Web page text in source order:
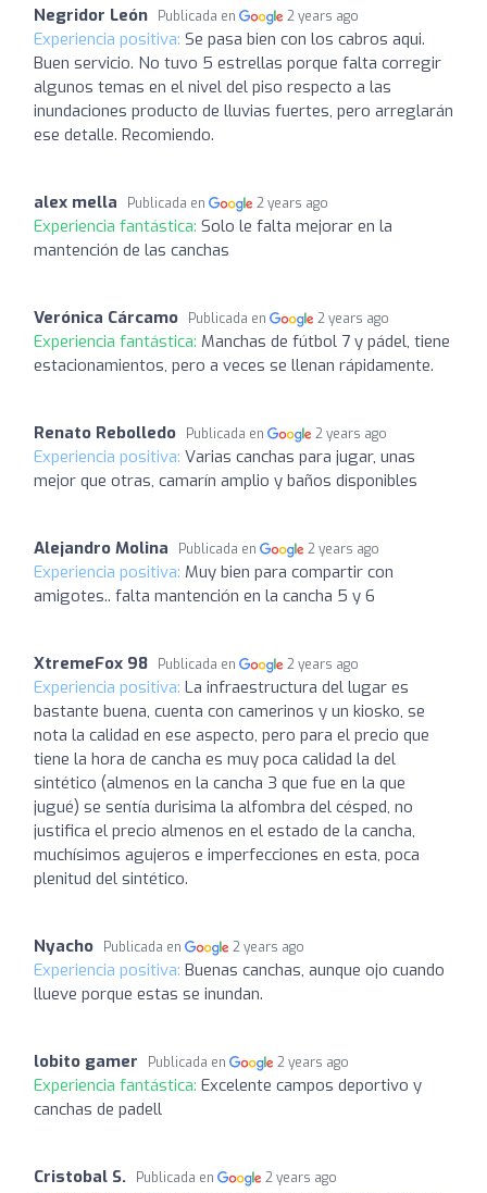
Negridor León Publicada en 2 years ago
Experiencia positiva: Se pasa bien con los cabros aqui.
Buen servicio. No tuvo 5 estrellas porque falta corregir
algunos temas en el nivel del piso respecto a las
inundaciones producto de lluvias fuertes, pero arreglarán
ese detalle. Recomiendo.
alex mella Publicada en 2 years ago
Experiencia fantástica: Solo le falta mejorar en la
mantención de las canchas
Verónica Cárcamo Publicada en 2 years ago
Experiencia fantástica: Manchas de fútbol 7 y pádel, tiene
estacionamientos, pero a veces se llenan rápidamente.
Renato Rebolledo Publicada en 2 years ago
Experiencia positiva: Varias canchas para jugar, unas
mejor que otras, camarín amplio y baños disponibles
Alejandro Molina Publicada en 2 years ago
Experiencia positiva: Muy bien para compartir con
amigotes.. falta mantención en la cancha 5 y 6
XtremeFox 98 Publicada en 2 years ago
Experiencia positiva: La infraestructura del lugar es
bastante buena, cuenta con camerinos y un kiosko, se
nota la calidad en ese aspecto, pero para el precio que
tiene la hora de cancha es muy poca calidad la del
sintético (almenos en la cancha 3 que fue en la que
jugué) se sentía durisima la alfombra del césped, no
justifica el precio almenos en el estado de la cancha,
muchísimos agujeros e imperfecciones en esta, poca
plenitud del sintético.
Nyacho Publicada en 2 years ago
Experiencia positiva: Buenas canchas, aunque ojo cuando
llueve porque estas se inundan.
lobito gamer Publicada en 2 years ago
Experiencia fantástica: Excelente campos deportivo y
canchas de padell
Cristobal S. Publicada en 2 years ago